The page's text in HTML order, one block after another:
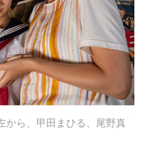
から、甲田まひる、尾野真